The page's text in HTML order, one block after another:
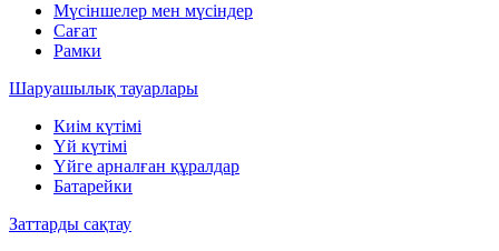
Мүсіншелер мен мүсіндер
Сағат
Рамки
Шаруашылық тауарлары
Киім күтімі
Үй күтімі
Үйге арналған құралдар
Батарейки
Заттарды сақтау